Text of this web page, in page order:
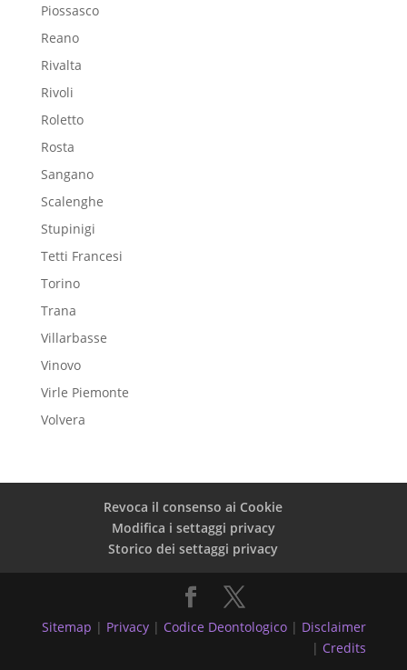
Piossasco
Reano
Rivalta
Rivoli
Roletto
Rosta
Sangano
Scalenghe
Stupinigi
Tetti Francesi
Torino
Trana
Villarbasse
Vinovo
Virle Piemonte
Volvera
Revoca il consenso ai Cookie
Modifica i settaggi privacy
Storico dei settaggi privacy
Sitemap | Privacy | Codice Deontologico | Disclaimer
| Credits